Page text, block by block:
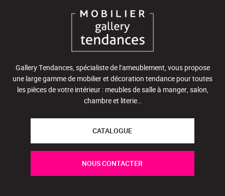
Gallery Tendances, spécialiste de l’ameublement, vous propose
une large gamme de mobilier et décoration tendance pour toutes
les pièces de votre intérieur : meubles de salle à manger, salon,
chambre et literie…
CATALOGUE
NOUS CONTACTER